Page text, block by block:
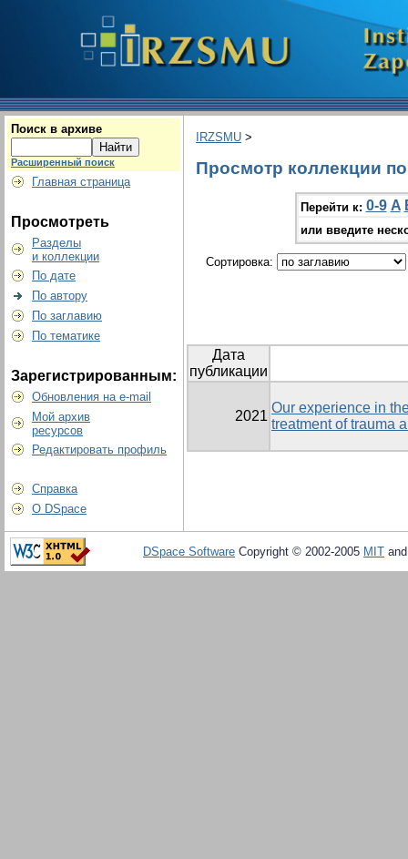
Поиск в архиве
Расширенный поиск
Главная страница
Просмотреть
Разделы
и коллекции
По дате
По автору
По заглавию
По тематике
Зарегистрированным:
Обновления на e-mail
Мой архив
ресурсов
Редактировать профиль
Справка
О DSpace
IRZSMU >
Просмотр коллекции
Перейти к: 0-9 A
или введите
Сортировка:
Дата
публикации
2021
Our experience in
treatment of trauma
DSpace Software Copyright © 2002-2005 MIT